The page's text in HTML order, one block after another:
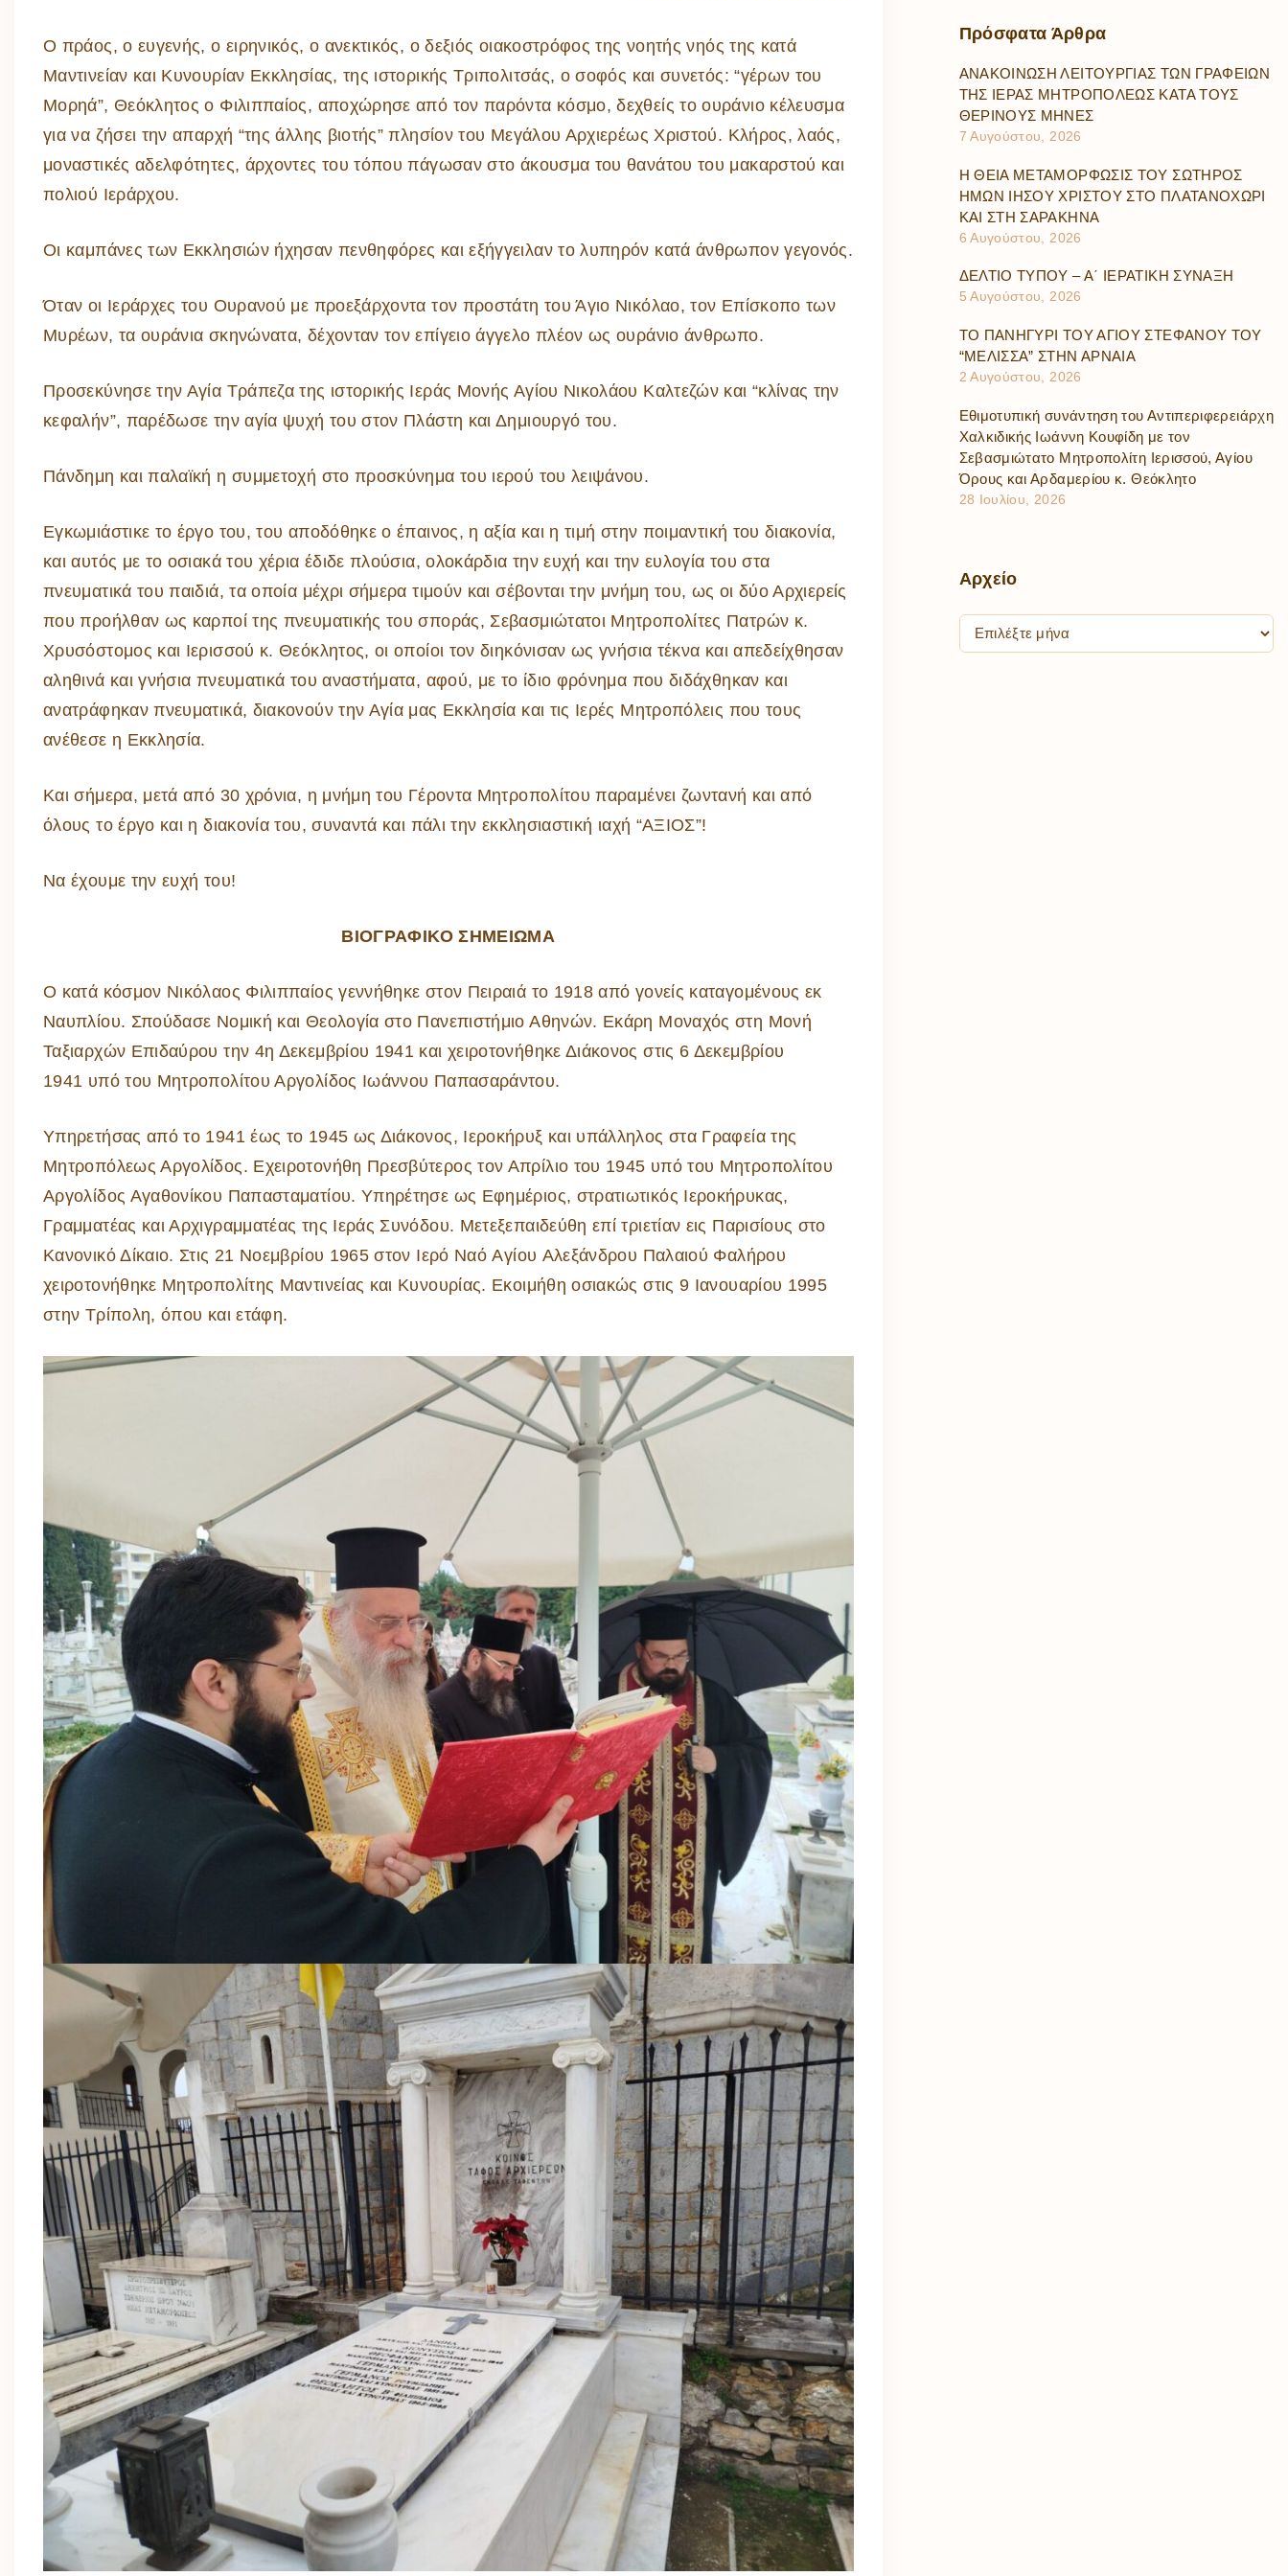
Ο πράος, ο ευγενής, ο ειρηνικός, ο ανεκτικός, ο δεξιός οιακοστρόφος της νοητής νηός της κατά
Μαντινείαν και Κυνουρίαν Eκκλησίας, της ιστορικής Τριπολιτσάς, ο σοφός και συνετός: “γέρων του
Μορηά”, Θεόκλητος ο Φιλιππαίος, αποχώρησε από τον παρόντα κόσμο, δεχθείς το ουράνιο κέλευσμα
για να ζήσει την απαρχή “της άλλης βιοτής” πλησίον του Μεγάλου Αρχιερέως Χριστού. Κλήρος, λαός,
μοναστικές αδελφότητες, άρχοντες του τόπου πάγωσαν στο άκουσμα του θανάτου του μακαρστού και
πολιού Ιεράρχου.
Οι καμπάνες των Eκκλησιών ήχησαν πενθηφόρες και εξήγγειλαν το λυπηρόν κατά άνθρωπον γεγονός.
Όταν οι Ιεράρχες του Ουρανού με προεξάρχοντα τον προστάτη του Άγιο Νικόλαο, τον Επίσκοπο των
Μυρέων, τα ουράνια σκηνώνατα, δέχονταν τον επίγειο άγγελο πλέον ως ουράνιο άνθρωπο.
Προσεκύνησε την Αγία Τράπεζα της ιστορικής Ιεράς Μονής Αγίου Νικολάου Καλτεζών και “κλίνας την
κεφαλήν”, παρέδωσε την αγία ψυχή του στον Πλάστη και Δημιουργό του.
Πάνδημη και παλαϊκή η συμμετοχή στο προσκύνημα του ιερού του λειψάνου.
Εγκωμιάστικε το έργο του, του αποδόθηκε ο έπαινος, η αξία και η τιμή στην ποιμαντική του διακονία,
και αυτός με το οσιακά του χέρια έδιδε πλούσια, ολοκάρδια την ευχή και την ευλογία του στα
πνευματικά του παιδιά, τα οποία μέχρι σήμερα τιμούν και σέβονται την μνήμη του, ως οι δύο Αρχιερείς
που προήλθαν ως καρποί της πνευματικής του σποράς, Σεβασμιώτατοι Μητροπολίτες Πατρών κ.
Χρυσόστομος και Ιερισσού κ. Θεόκλητος, οι οποίοι τον διηκόνισαν ως γνήσια τέκνα και απεδείχθησαν
αληθινά και γνήσια πνευματικά του αναστήματα, αφού, με το ίδιο φρόνημα που διδάχθηκαν και
ανατράφηκαν πνευματικά, διακονούν την Αγία μας Εκκλησία και τις Ιερές Μητροπόλεις που τους
ανέθεσε η Εκκλησία.
Και σήμερα, μετά από 30 χρόνια, η μνήμη του Γέροντα Μητροπολίτου παραμένει ζωντανή και από
όλους το έργο και η διακονία του, συναντά και πάλι την εκκλησιαστική ιαχή “ΑΞΙΟΣ”!
Να έχουμε την ευχή του!
ΒΙΟΓΡΑΦΙΚΟ ΣΗΜΕΙΩΜΑ
Ο κατά κόσμον Νικόλαος Φιλιππαίος γεννήθηκε στον Πειραιά το 1918 από γονείς καταγομένους εκ
Ναυπλίου. Σπούδασε Νομική και Θεολογία στο Πανεπιστήμιο Αθηνών. Εκάρη Μοναχός στη Μονή
Ταξιαρχών Επιδαύρου την 4η Δεκεμβρίου 1941 και χειροτονήθηκε Διάκονος στις 6 Δεκεμβρίου
1941 υπό του Μητροπολίτου Αργολίδος Ιωάννου Παπασαράντου.
Υπηρετήσας από το 1941 έως το 1945 ως Διάκονος, Ιεροκήρυξ και υπάλληλος στα Γραφεία της
Μητροπόλεως Αργολίδος. Εχειροτονήθη Πρεσβύτερος τον Απρίλιο του 1945 υπό του Μητροπολίτου
Αργολίδος Αγαθονίκου Παπασταματίου. Υπηρέτησε ως Εφημέριος, στρατιωτικός Ιεροκήρυκας,
Γραμματέας και Αρχιγραμματέας της Ιεράς Συνόδου. Μετεξεπαιδεύθη επί τριετίαν εις Παρισίους στο
Κανονικό Δίκαιο. Στις 21 Νοεμβρίου 1965 στον Ιερό Ναό Αγίου Αλεξάνδρου Παλαιού Φαλήρου
χειροτονήθηκε Μητροπολίτης Μαντινείας και Κυνουρίας. Εκοιμήθη οσιακώς στις 9 Ιανουαρίου 1995
στην Τρίπολη, όπου και ετάφη.
Πρόσφατα Άρθρα
ΑΝΑΚΟΙΝΩΣΗ ΛΕΙΤΟΥΡΓΙΑΣ ΤΩΝ ΓΡΑΦΕΙΩΝ
ΤΗΣ ΙΕΡΑΣ ΜΗΤΡΟΠΟΛΕΩΣ ΚΑΤΑ ΤΟΥΣ
ΘΕΡΙΝΟΥΣ ΜΗΝΕΣ
7 Αυγούστου, 2026
Η ΘΕΙΑ ΜΕΤΑΜΟΡΦΩΣΙΣ ΤΟΥ ΣΩΤΗΡΟΣ
ΗΜΩΝ ΙΗΣΟΥ ΧΡΙΣΤΟΥ ΣΤΟ ΠΛΑΤΑΝΟΧΩΡΙ
ΚΑΙ ΣΤΗ ΣΑΡΑΚΗΝΑ
6 Αυγούστου, 2026
ΔΕΛΤΙΟ ΤΥΠΟΥ – Α΄ ΙΕΡΑΤΙΚΗ ΣΥΝΑΞΗ
5 Αυγούστου, 2026
ΤΟ ΠΑΝΗΓΥΡΙ ΤΟΥ ΑΓΙΟΥ ΣΤΕΦΑΝΟΥ ΤΟΥ
“ΜΕΛΙΣΣΑ” ΣΤΗΝ ΑΡΝΑΙΑ
2 Αυγούστου, 2026
Εθιμοτυπική συνάντηση του Αντιπεριφερειάρχη
Χαλκιδικής Ιωάννη Κουφίδη με τον
Σεβασμιώτατο Μητροπολίτη Ιερισσού, Αγίου
Όρους και Αρδαμερίου κ. Θεόκλητο
28 Ιουλίου, 2026
Αρχείο